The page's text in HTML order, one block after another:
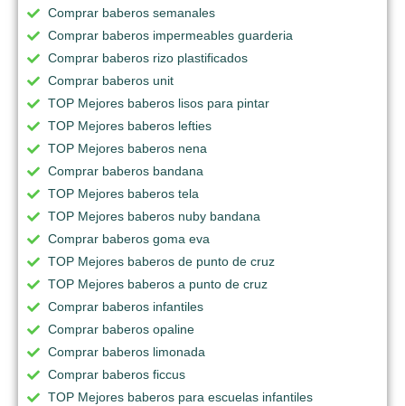
Comprar baberos semanales
Comprar baberos impermeables guarderia
Comprar baberos rizo plastificados
Comprar baberos unit
TOP Mejores baberos lisos para pintar
TOP Mejores baberos lefties
TOP Mejores baberos nena
Comprar baberos bandana
TOP Mejores baberos tela
TOP Mejores baberos nuby bandana
Comprar baberos goma eva
TOP Mejores baberos de punto de cruz
TOP Mejores baberos a punto de cruz
Comprar baberos infantiles
Comprar baberos opaline
Comprar baberos limonada
Comprar baberos ficcus
TOP Mejores baberos para escuelas infantiles